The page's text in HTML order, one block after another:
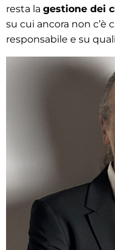
resta la gestione dei
su cui ancora non c’è
responsabile e su